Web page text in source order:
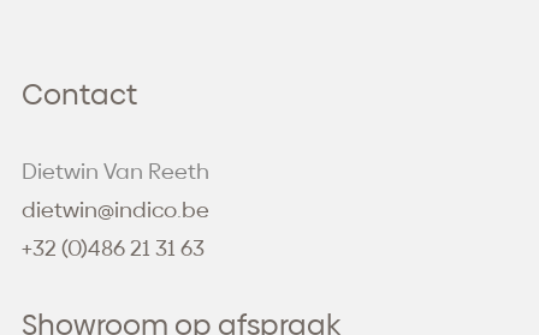
Contact
Dietwin Van Reeth
dietwin@indico.be
+32 (0)486 21 31 63
Showroom op afspraak